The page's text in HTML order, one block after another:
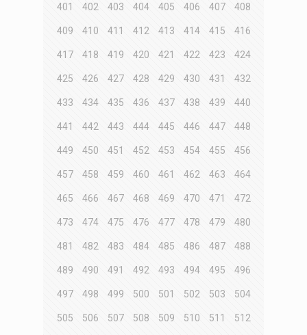
401 402 403 404 405 406 407 408
409 410 411 412 413 414 415 416
417 418 419 420 421 422 423 424
425 426 427 428 429 430 431 432
433 434 435 436 437 438 439 440
441 442 443 444 445 446 447 448
449 450 451 452 453 454 455 456
457 458 459 460 461 462 463 464
465 466 467 468 469 470 471 472
473 474 475 476 477 478 479 480
481 482 483 484 485 486 487 488
489 490 491 492 493 494 495 496
497 498 499 500 501 502 503 504
505 506 507 508 509 510 511 512